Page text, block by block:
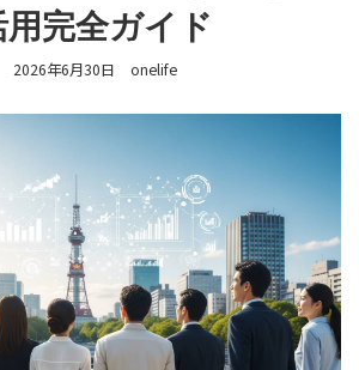
完全ガイド
最
更
2026年6月30日 onelife